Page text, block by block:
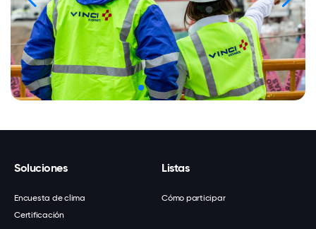
Soluciones
Encuesta de clima
Certificación
Listas
Cómo participar